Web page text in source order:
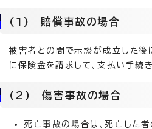
(1) 賠償事故の場合
被害者との間で示談が成立した後
に保険金を請求して、支払い手続
(2) 傷害事故の場合
死亡事故の場合は、死亡した